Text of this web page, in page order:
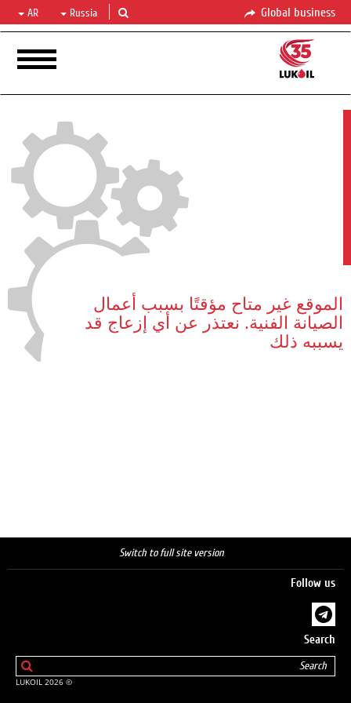
Global business
Russia
AR
الموقع غير متاح مؤقتًا بسبب أعمال
الصيانة الفنية. نعتذر عن أي إزعاج قد
يسببه ذلك
Switch to full site version
Follow us
Search
© 2026 LUKOIL